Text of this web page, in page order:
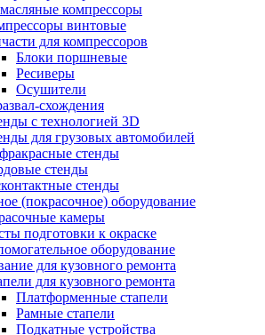
компрессоры
винтовые
для компрессоров
Блоки поршневые
Ресиверы
Осушители
схождения
с технологией 3D
для грузовых автомобилей
стенды
стенды
стенды
(покрасочное) оборудование
камеры
подготовки к окраске
оборудование
для кузовного ремонта
для кузовного ремонта
Платформенные стапели
Рамные стапели
Подкатные устройства